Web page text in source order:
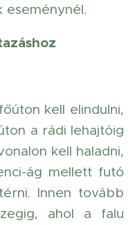
eseménynél.
kell elindulni,
a rádi lehajtóig
kell haladni,
ág mellett futó
Innen tovább
ahol a falu